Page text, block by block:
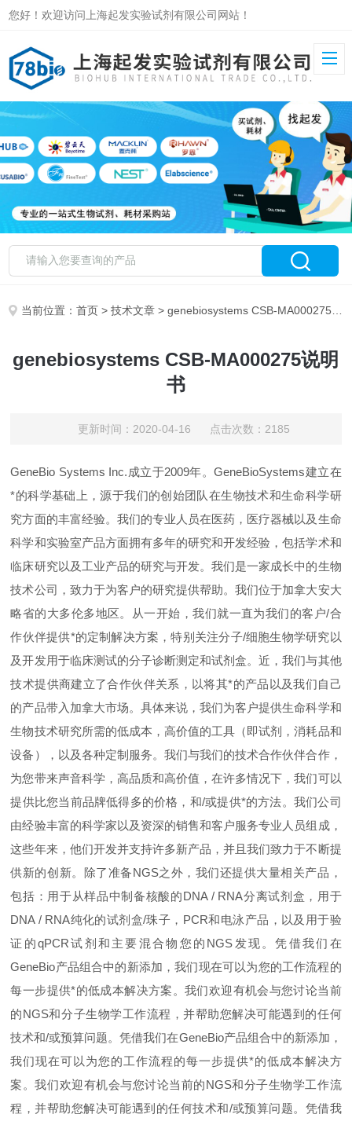
您好！欢迎访问上海起发实验试剂有限公司网站！
当前位置：首页 >技术文章 > genebiosystems CSB-MA000275说明书
genebiosystems CSB-MA000275说明
书
更新时间：2020-04-16 点击次数：2185
GeneBio Systems Inc.成立于2009年。GeneBioSystems建立在
*的科学基础上，源于我们的创始团队在生物技术和生命科学研
究方面的丰富经验。我们的专业人员在医药，医疗器械以及生命
科学和实验室产品方面拥有多年的研究和开发经验，包括学术和
临床研究以及工业产品的研究与开发。我们是一家成长中的生物
技术公司，致力于为客户的研究提供帮助。我们位于加拿大安大
略省的大多伦多地区。从一开始，我们就一直为我们的客户/合
作伙伴提供*的定制解决方案，特别关注分子/细胞生物学研究以
及开发用于临床测试的分子诊断测定和试剂盒。近，我们与其他
技术提供商建立了合作伙伴关系，以将其*的产品以及我们自己
的产品带入加拿大市场。具体来说，我们为客户提供生命科学和
生物技术研究所需的低成本，高价值的工具（即试剂，消耗品和
设备），以及各种定制服务。我们与我们的技术合作伙伴合作，
为您带来声音科学，高品质和高价值，在许多情况下，我们可以
提供比您当前品牌低得多的价格，和/或提供*的方法。我们公司
由经验丰富的科学家以及资深的销售和客户服务专业人员组成，
这些年来，他们开发并支持许多新产品，并且我们致力于不断提
供新的创新。除了准备NGS之外，我们还提供大量相关产品，
包括：用于从样品中制备核酸的DNA / RNA分离试剂盒，用于
DNA / RNA纯化的试剂盒/珠子，PCR和电​​泳产品，以及用于验
证的qPCR试剂和主要混合物您的NGS发现。凭借我们在
GeneBio产品组合中的新添加，我们现在可以为您的工作流程的
每一步提供*的低成本解决方案。我们欢迎有机会与您讨论当前
的NGS和分子生物学工作流程，并帮助您解决可能遇到的任何
技术和/或预算问题。凭借我们在GeneBio产品组合中的新添加，
我们现在可以为您的工作流程的每一步提供*的低成本解决方
案。我们欢迎有机会与您讨论当前的NGS和分子生物学工作流
程，并帮助您解决可能遇到的任何技术和/或预算问题。凭借我